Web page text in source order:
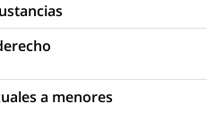
a menores